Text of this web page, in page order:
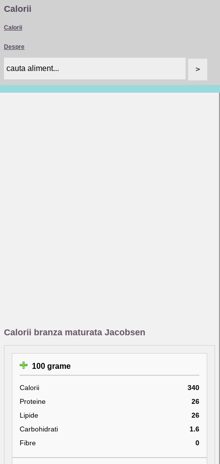
Calorii
Calorii
Despre
Calorii branza maturata Jacobsen
100 grame
Calorii
340
Proteine
26
Lipide
26
Carbohidrati
1.6
Fibre
0